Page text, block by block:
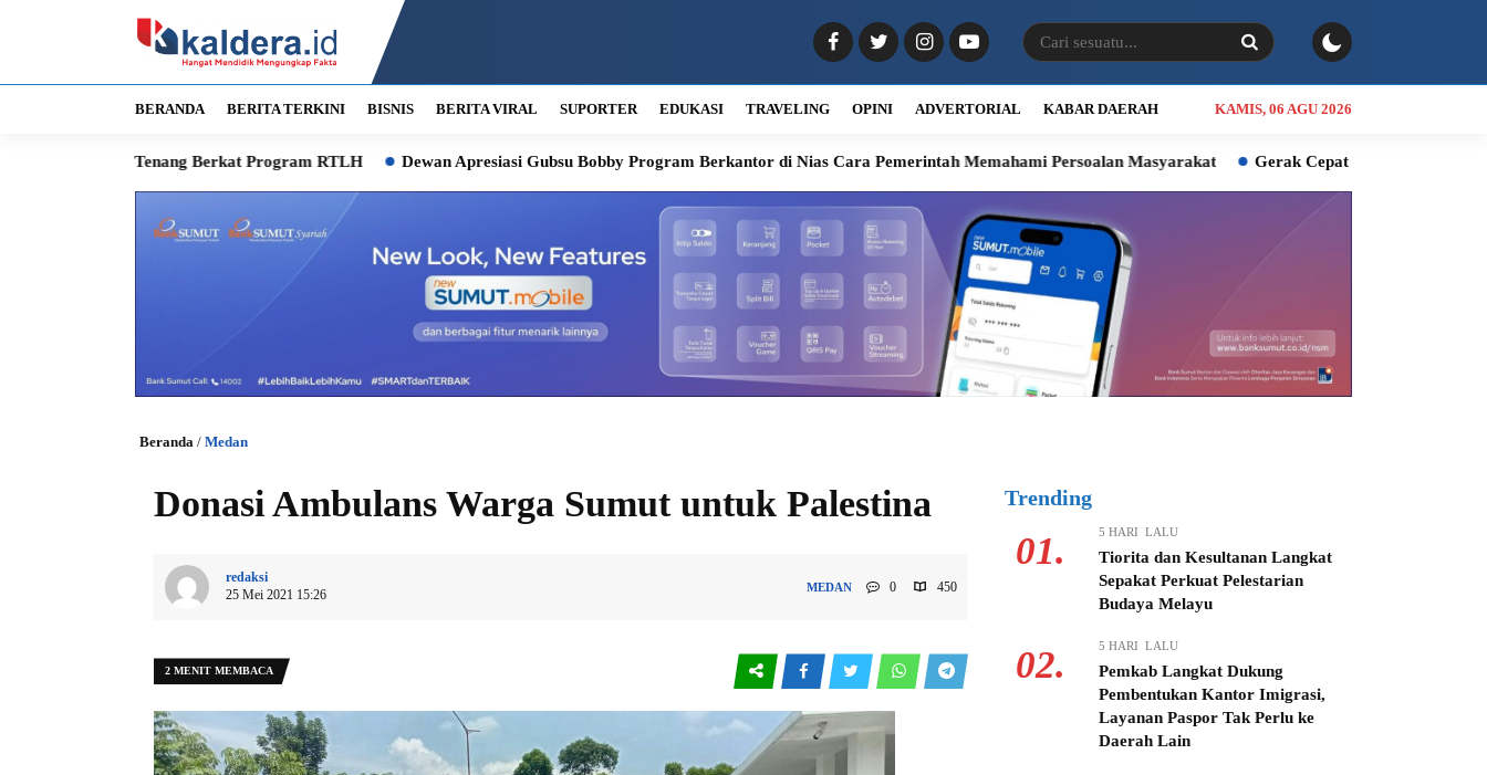
BERANDA BERITA TERKINI BISNIS BERITA VIRAL SUPORTER EDUKASI TRAVELING OPINI ADVERTORIAL KABAR DAERAH KAMIS, 06 AGU 2026
Tenang Berkat Program RTLH Dewan Apresiasi Gubsu Bobby Program Berkantor di Nias Cara Pemerintah Memahami Persoalan Masyarakat Gerak Cepat Bobby, Bantu Akomodasi
Beranda / Medan
Donasi Ambulans Warga Sumut untuk Palestina
redaksi
25 Mei 2021 15:26
MEDAN 0 450
2 MENIT MEMBACA
Trending
01. 5 HARI LALU
Tiorita dan Kesultanan Langkat
Sepakat Perkuat Pelestarian
Budaya Melayu
02. 5 HARI LALU
Pemkab Langkat Dukung
Pembentukan Kantor Imigrasi,
Layanan Paspor Tak Perlu ke
Daerah Lain